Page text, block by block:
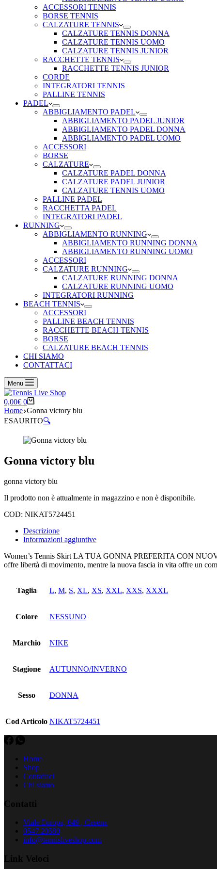
ACCESSORI TENNIS
BORSE TENNIS
CALZATURE TENNIS
CALZATURE TENNIS DONNA
CALZATURE TENNIS UOMO
CALZATURE TENNIS JUNIOR
RACCHETTE TENNIS
RACCHETTE TENNIS JUNIOR
CORDE
INTEGRATORI TENNIS
PALLINE TENNIS
PADEL
ABBIGLIAMENTO PADEL
ABBIGLIAMENTO PADEL JUNIOR
ABBIGLIAMENTO PADEL DONNA
ABBIGLIAMENTO PADEL UOMO
ACCESSORI
BORSE
CALZATURE
CALZATURE PADEL DONNA
CALZATURE PADEL JUNIOR
CALZATURE TENNIS UOMO
PALLINE PADEL
RACCHETTA PADEL
INTEGRATORI PADEL
RUNNING
ABBIGLIAMENTO RUNNING
ABBIGLIAMENTO RUNNING DONNA
ABBIGLIAMENTO RUNNING UOMO
ACCESSORI
CALZATURE RUNNING
CALZATURE RUNNING DONNA
CALZATURE RUNNING UOMO
INTEGRATORI RUNNING
BEACH TENNIS
ACCESSORI
PALLINE BEACH TENNIS
RACCHETTE BEACH TENNIS
BORSE
CALZATURE BEACH TENNIS
CHI SIAMO
CONTATTACI
Menu
Carrello
0,00€ 0
Home Gonna victory blu
ESAURITO🔍
Gonna victory blu
gonna victory blu
Il prodotto non è attualmente in magazzino e non è disponibile.
COD: NIKAT5724451
Descrizione
Informazioni aggiuntive
Women’s Tennis Skirt LA TUA GONNA PREFERITA CON
offre libertà di movimento, mentre la nuova fascia in vita offre un
Taglia L, M, S, XL, XS, XXL, XXS, XXXL
Colore NESSUNO
Marchio NIKE
Stagione AUTUNNO/INVERNO
Sesso DONNA
Cod Articolo NIKAT5724451
Home
Shop
Contattaci
Chi siamo
Contatti
Viale Europa, 649 , Cesena
0547 20580
info@tennisliveshop.com
Link Veloci